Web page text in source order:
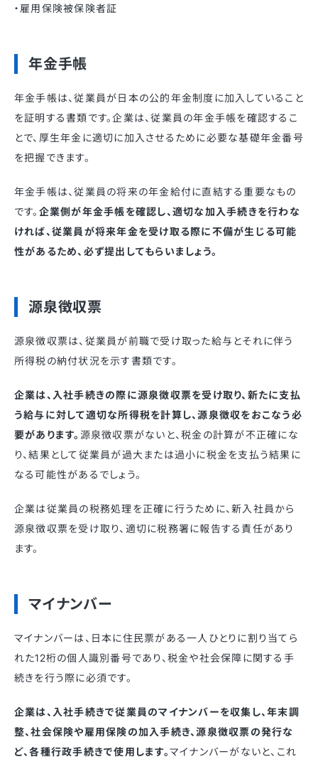
・雇用保険被保険者証
年金手帳
年金手帳は、従業員が日本の公的年金制度に加入していること
を証明する書類です。企業は、従業員の年金手帳を確認するこ
とで、厚生年金に適切に加入させるために必要な基礎年金番号
を把握できます。
年金手帳は、従業員の将来の年金給付に直結する重要なもの
です。 企業側が年金手帳を確認し、適切な加入手続きを行わな
ければ、従業員が将来年金を受け取る際に不備が生じる可能
性があるため、必ず提出してもらいましょう。
源泉徴収票
源泉徴収票は、従業員が前職で受け取った給与とそれに伴う
所得税の納付状況を示す書類です。
企業は、入社手続きの際に源泉徴収票を受け取り、新たに支払
う給与に対して適切な所得税を計算し、源泉徴収をおこなう必
要があります。 源泉徴収票がないと、税金の計算が不正確にな
り、結果として従業員が過大または過小に税金を支払う結果に
なる可能性があるでしょう。
企業は従業員の税務処理を正確に行うために、新入社員から
源泉徴収票を受け取り、適切に税務署に報告する責任があり
ます。
マイナンバー
マイナンバーは、日本に住民票がある一人ひとりに割り当てら
れた12桁の個人識別番号であり、税金や社会保障に関する手
続きを行う際に必須です。
企業は、入社手続きで従業員のマイナンバーを収集し、年末調
整、社会保険や雇用保険の加入手続き、源泉徴収票の発行な
ど、各種行政手続きで使用します。マイナンバーがないと、これ